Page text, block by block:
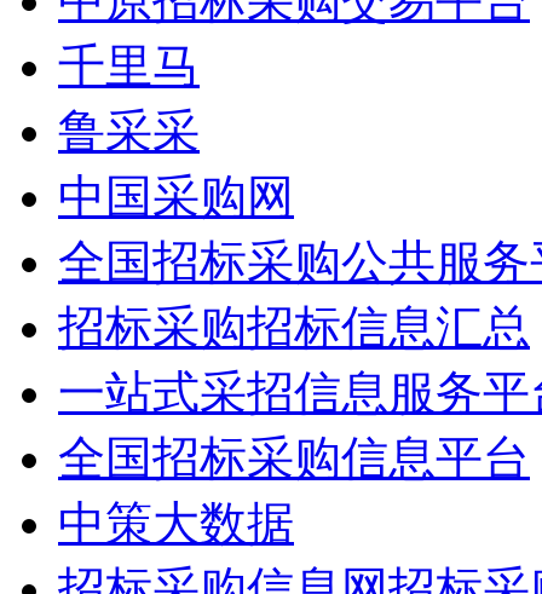
千里马
鲁采采
中国采购网
全国招标采购公共服务
招标采购招标信息汇总
一站式采招信息服务平
全国招标采购信息平台
中策大数据